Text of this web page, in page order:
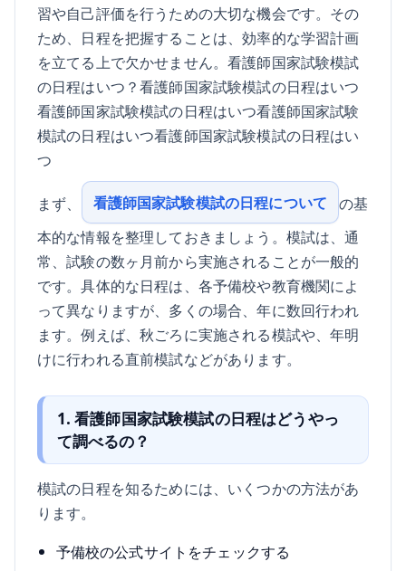
習や自己評価を行うための大切な機会です。その
ため、日程を把握することは、効率的な学習計画
を立てる上で欠かせません。看護師国家試験模試
の日程はいつ？看護師国家試験模試の日程はいつ
看護師国家試験模試の日程はいつ看護師国家試験
模試の日程はいつ看護師国家試験模試の日程はい
つ
まず、 看護師国家試験模試の日程について
の基
本的な情報を整理しておきましょう。模試は、通
常、試験の数ヶ月前から実施されることが一般的
です。具体的な日程は、各予備校や教育機関によ
って異なりますが、多くの場合、年に数回行われ
ます。例えば、秋ごろに実施される模試や、年明
けに行われる直前模試などがあります。
1. 看護師国家試験模試の日程はどうやっ
て調べるの？
模試の日程を知るためには、いくつかの方法があ
ります。
予備校の公式サイトをチェックする